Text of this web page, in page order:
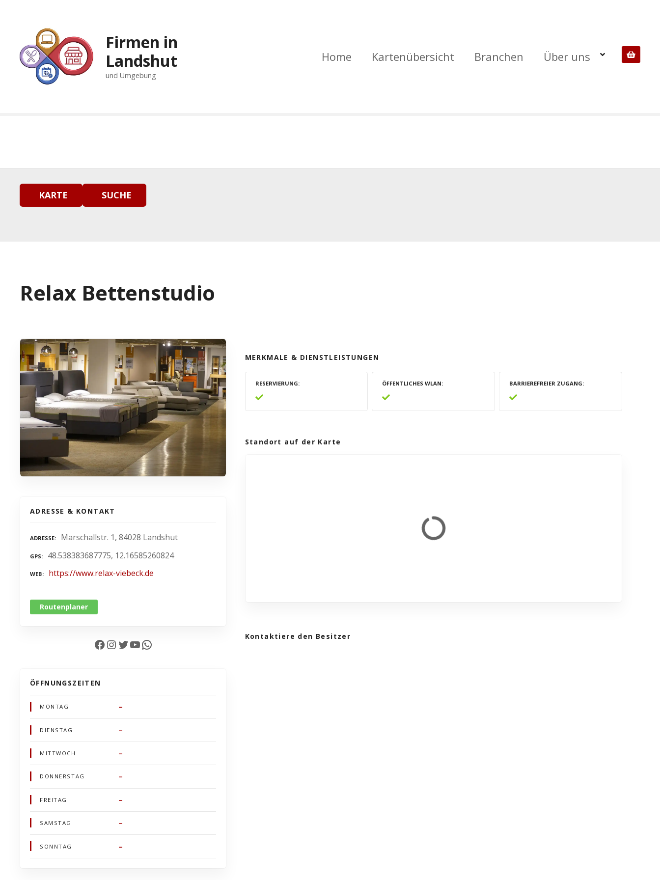
g
Firmen in
Landshut
und Umgebung
Home Kartenübersicht Branchen Über uns
KARTE SUCHE
Relax Bettenstudio
ADRESSE & KONTAKT
ADRESSE Marschallstr. 1, 84028 Landshut
GPS 48.538383687775, 12.16585260824
WEB https://www.relax-viebeck.de
Routenplaner
Facebook InstagramTwitter YouTube WhatsApp
ÖFFNUNGSZEITEN
MONTAG –
DIENSTAG –
MITTWOCH –
DONNERSTAG –
FREITAG –
SAMSTAG –
SONNTAG –
MERKMALE & DIENSTLEISTUNGEN
RESERVIERUNG ÖFFENTLICHES WLAN BARRIEREFREIER ZUGANG
Standort auf der Karte
Kontaktiere den Besitzer